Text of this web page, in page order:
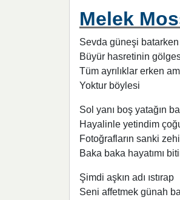
Melek
Sevda güneşi batarken
Büyür hasretinin
Tüm ayrılıklar erken
Yoktur böylesi
Sol yanı boş yatağın
Hayalinle yetindim
Fotoğrafların sanki
Baka baka hayatımı
Şimdi aşkın adı ıstırap
Seni affetmek günah